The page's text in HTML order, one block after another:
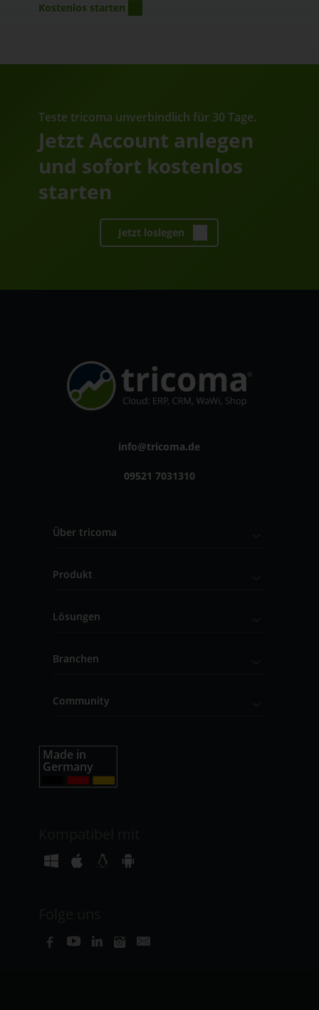
Kostenlos starten
Teste tricoma unverbindlich für 30 Tage.
Jetzt Account anlegen
und sofort kostenlos
starten
Jetzt loslegen
info@tricoma.de
09521 7031310
Über tricoma
Produkt
Lösungen
Branchen
Community